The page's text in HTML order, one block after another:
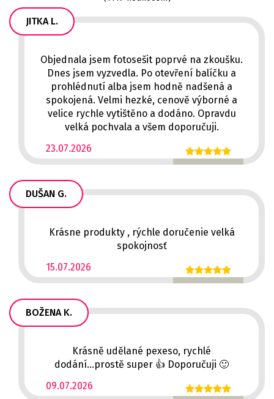
JITKA L.
23.07.2026
Objednala jsem fotosešit poprvé na zkoušku.
Dnes jsem vyzvedla. Po otevření balíčku a
prohlédnutí alba jsem hodně nadšená a
spokojená. Velmi hezké, cenově výborné a
velice rychle vytištěno a dodáno. Opravdu
velká pochvala a všem doporučuji.
DUŠAN G.
15.07.2026
Krásne produkty , rýchle doručenie velká
spokojnosť
BOŽENA K.
09.07.2026
Krásně udělané pexeso, rychlé
dodání...prostě super 👍 Doporučuji 🙂